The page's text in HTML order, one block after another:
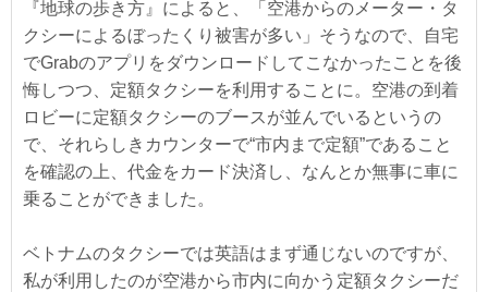
『地球の歩き方』によると、「空港からのメーター・タ
クシーによるぼったくり被害が多い」そうなので、自宅
でGrabのアプリをダウンロードしてこなかったことを後
悔しつつ、定額タクシーを利用することに。空港の到着
ロビーに定額タクシーのブースが並んでいるというの
で、それらしきカウンターで“市内まで定額”であること
を確認の上、代金をカード決済し、なんとか無事に車に
乗ることができました。
ベトナムのタクシーでは英語はまず通じないのですが、
私が利用したのが空港から市内に向かう定額タクシーだ